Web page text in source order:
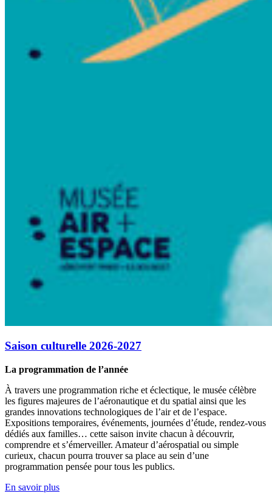
Saison culturelle 2026-2027
La programmation de l’année
À travers une programmation riche et éclectique, le musée célèbre
les figures majeures de l’aéronautique et du spatial ainsi que les
grandes innovations technologiques de l’air et de l’espace.
Expositions temporaires, événements, journées d’étude, rendez-vous
dédiés aux familles… cette saison invite chacun à découvrir,
comprendre et s’émerveiller. Amateur d’aérospatial ou simple
curieux, chacun pourra trouver sa place au sein d’une
programmation pensée pour tous les publics.
En savoir plus